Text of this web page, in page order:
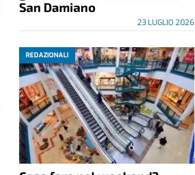
San Damiano
23 LUGLIO 2026
REDAZIONALI